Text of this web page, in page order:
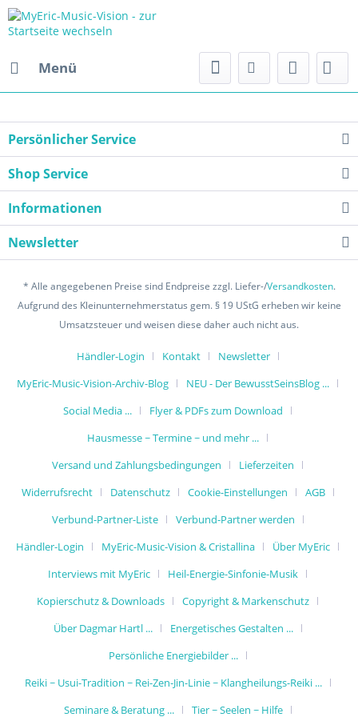
Menü
Persönlicher Service
Shop Service
Informationen
Newsletter
* Alle angegebenen Preise sind Endpreise zzgl. Liefer-/Versandkosten.
Aufgrund des Kleinunternehmerstatus gem. § 19 UStG erheben wir keine
Umsatzsteuer und weisen diese daher auch nicht aus.
Händler-Login Kontakt
Newsletter
MyEric-Music-Vision-Archiv-Blog
NEU - Der BewusstSeinsBlog ...
Social Media ...
Flyer & PDFs zum Download
Hausmesse ~ Termine ~ und mehr ...
Versand und Zahlungsbedingungen
Lieferzeiten
Widerrufsrecht
Datenschutz Cookie-Einstellungen
AGB
Verbund-Partner-Liste
Verbund-Partner werden
Händler-Login
MyEric-Music-Vision & Cristallina
Über MyEric
Interviews mit MyEric
Heil-Energie-Sinfonie-Musik
Kopierschutz & Downloads
Copyright & Markenschutz
Über Dagmar Hartl ...
Energetisches Gestalten ...
Persönliche Energiebilder ...
Reiki ~ Usui-Tradition ~ Rei-Zen-Jin-Linie ~ Klangheilungs-Reiki ...
Seminare & Beratung ...
Tier ~ Seelen ~ Hilfe